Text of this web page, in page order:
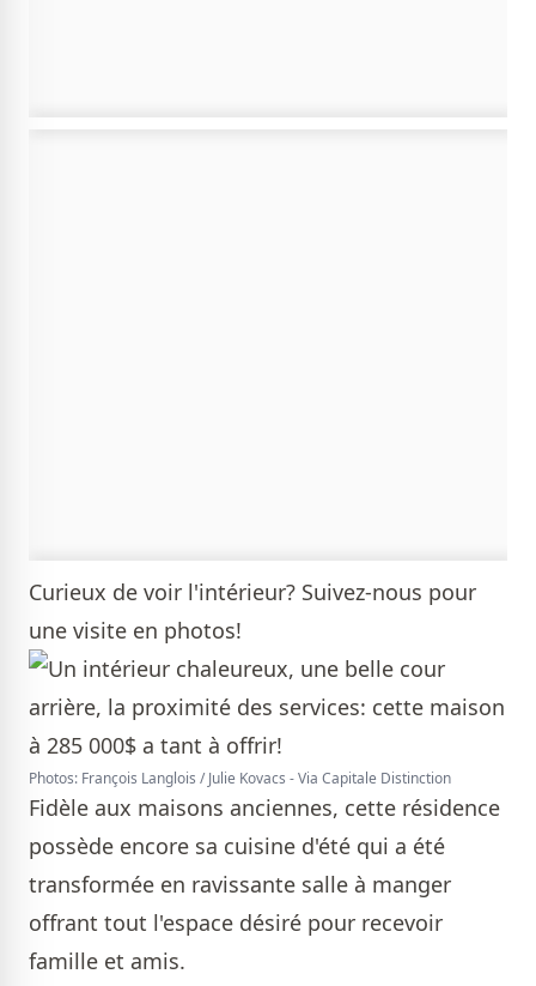
Curieux de voir l'intérieur? Suivez-nous pour
une visite en photos!
Photos: François Langlois / Julie Kovacs - Via Capitale Distinction
Fidèle aux maisons anciennes, cette résidence
possède encore sa cuisine d'été qui a été
transformée en ravissante salle à manger
offrant tout l'espace désiré pour recevoir
famille et amis.